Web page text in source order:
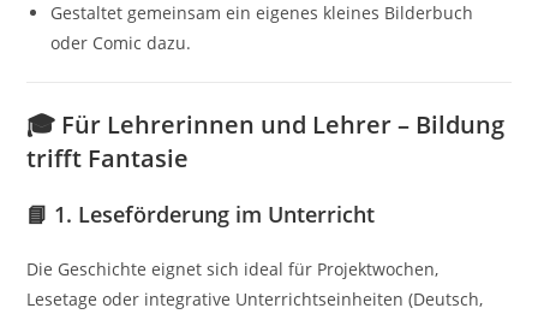
Gestaltet gemeinsam ein eigenes kleines Bilderbuch
oder Comic dazu.
🎓 Für Lehrerinnen und Lehrer – Bildung
trifft Fantasie
📘 1. Leseförderung im Unterricht
Die Geschichte eignet sich ideal für Projektwochen,
Lesetage oder integrative Unterrichtseinheiten (Deutsch,